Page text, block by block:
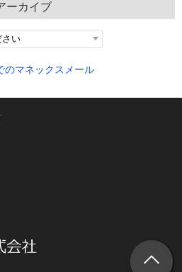
ーカイブ
のマネックスメール